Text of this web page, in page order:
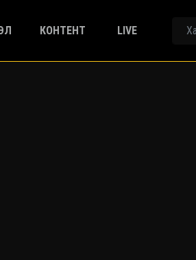
КОНТЕНТ LIVE